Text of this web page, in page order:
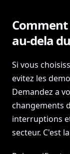
au-dela
Si vous
evitez les
Demandez a
changements
interruptions
secteur. C'est